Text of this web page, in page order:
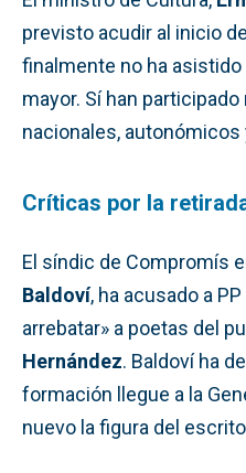
previsto acudir al inicio
finalmente no ha
mayor. Sí han
nacionales, autonómicos
Críticas por la
El síndic de Compromís
Baldoví, ha acusado a
arrebatar» a poetas del
Hernández. Baldoví ha
formación llegue a la
nuevo la figura del